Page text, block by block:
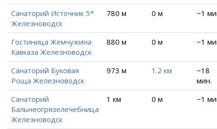
Санаторий Источник 5*
Железноводск
780 м 0 м ~1
Гостиница Жемчужина
Кавказа Железноводск
880 м 0 м ~1
Санаторий Буковая
Роща Железноводск
973 м 1.2 км
~18
мин.
Санаторий
Бальнеогрязелечебница
Железноводск
1 км 0 м ~1